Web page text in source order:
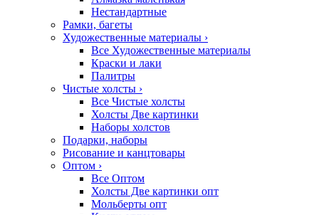
Нестандартные
Рамки, багеты
Художественные материалы ›
Все Художественные материалы
Краски и лаки
Палитры
Чистые холсты ›
Все Чистые холсты
Холсты Две картинки
Наборы холстов
Подарки, наборы
Рисование и канцтовары
Оптом ›
Все Оптом
Холсты Две картинки опт
Мольберты опт